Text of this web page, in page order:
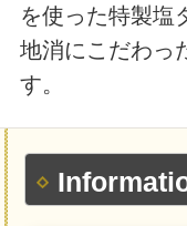
を使った特製塩
地消にこだわっ
す。